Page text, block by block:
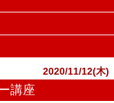
2020/11/12(木)
講座